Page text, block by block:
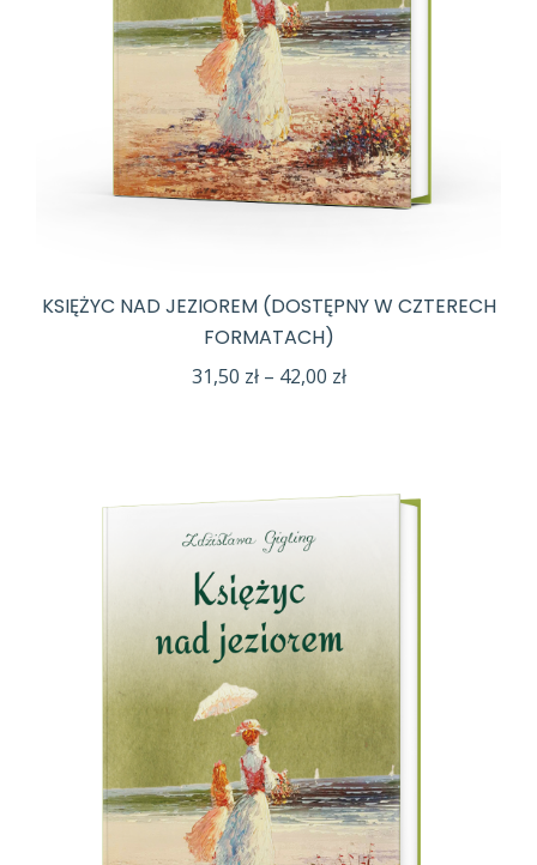
KSIĘŻYC NAD JEZIOREM (DOSTĘPNY W CZTERECH
FORMATACH)
31,50 zł – 42,00 złZakres